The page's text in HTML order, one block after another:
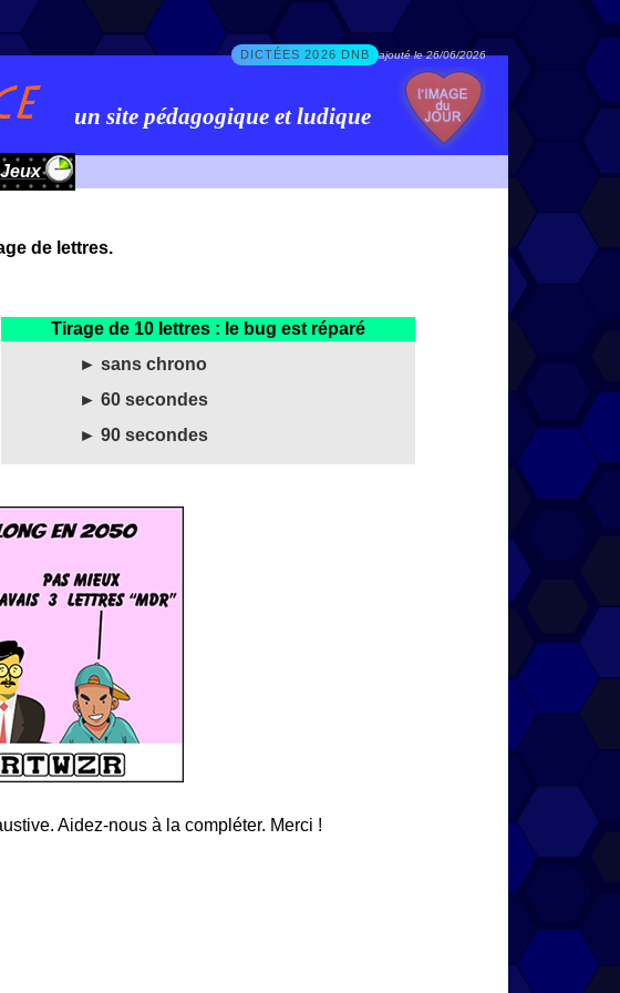
DICTÉES 2026 DNB ajouté le 26/06/2026
un site pédagogique et ludique
Jeux
de lettres.
Tirage de 10 lettres : le bug est réparé
► sans chrono
► 60 secondes
► 90 secondes
Aidez-nous à la compléter. Merci !